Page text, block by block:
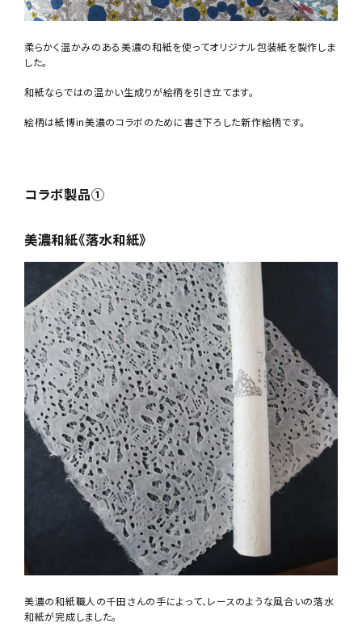
柔らかく温かみのある美濃の和紙を使ってオリジナル包装紙を製作しま
した。
和紙ならではの温かい生成りが絵柄を引き立てます。
絵柄は紙博in美濃のコラボのために書き下ろした新作絵柄です。
コラボ製品①
美濃和紙《落水和紙》
美濃の和紙職人の千田さんの手によって、レースのような風合いの落水
和紙が完成しました。